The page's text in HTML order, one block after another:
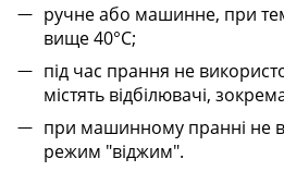
ручне або машинне, при
вище 40°C;
під час прання не
містять відбілювачі,
при машинному пранні не
режим "віджим".